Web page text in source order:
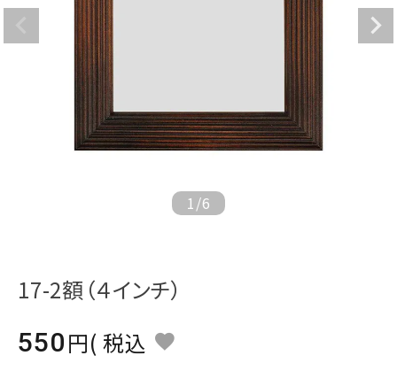
診断チャート
ジャンルで選ぶ
レビューを見る
最新のチラシはこちら
1/6
17-2額（４インチ）
550
税込